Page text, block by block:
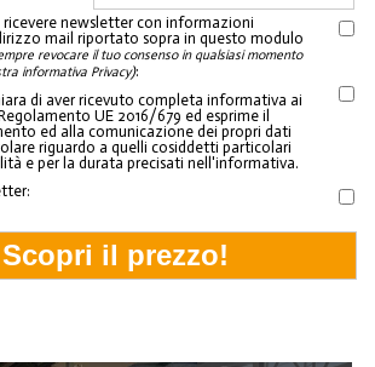
ricevere newsletter con informazioni
mail riportato sopra in questo modulo
revocare il tuo consenso in qualsiasi momento
informativa Privacy):
di aver ricevuto completa informativa ai
UE 2016/679 ed esprime il
ed alla comunicazione dei propri dati
riguardo a quelli cosiddetti particolari
e per la durata precisati nell'informativa.